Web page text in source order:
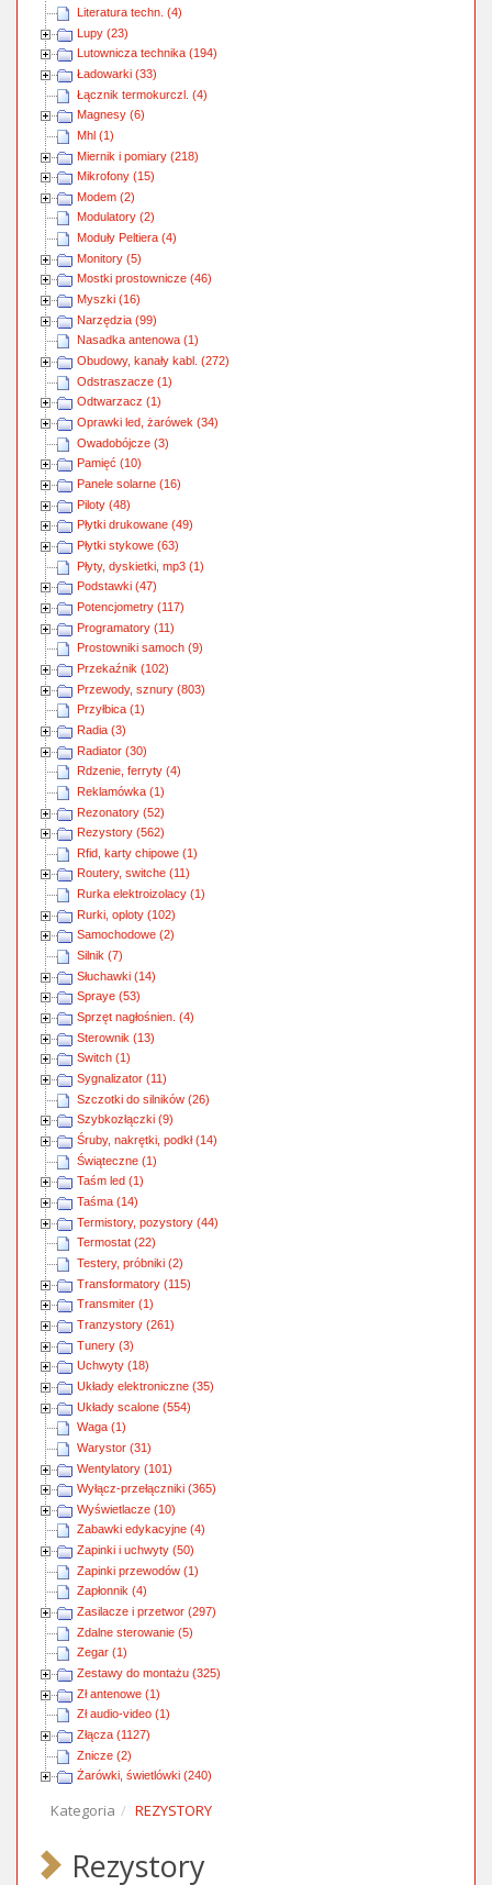
Literatura techn. (4)
Lupy (23)
Lutownicza technika (194)
Ładowarki (33)
Łącznik termokurczl. (4)
Magnesy (6)
Mhl (1)
Miernik i pomiary (218)
Mikrofony (15)
Modem (2)
Modulatory (2)
Moduły Peltiera (4)
Monitory (5)
Mostki prostownicze (46)
Myszki (16)
Narzędzia (99)
Nasadka antenowa (1)
Obudowy, kanały kabl. (272)
Odstraszacze (1)
Odtwarzacz (1)
Oprawki led, żarówek (34)
Owadobójcze (3)
Pamięć (10)
Panele solarne (16)
Piloty (48)
Płytki drukowane (49)
Płytki stykowe (63)
Płyty, dyskietki, mp3 (1)
Podstawki (47)
Potencjometry (117)
Programatory (11)
Prostowniki samoch (9)
Przekaźnik (102)
Przewody, sznury (803)
Przyłbica (1)
Radia (3)
Radiator (30)
Rdzenie, ferryty (4)
Reklamówka (1)
Rezonatory (52)
Rezystory (562)
Rfid, karty chipowe (1)
Routery, switche (11)
Rurka elektroizolacy (1)
Rurki, oploty (102)
Samochodowe (2)
Silnik (7)
Słuchawki (14)
Spraye (53)
Sprzęt nagłośnien. (4)
Sterownik (13)
Switch (1)
Sygnalizator (11)
Szczotki do silników (26)
Szybkozłączki (9)
Śruby, nakrętki, podkł (14)
Świąteczne (1)
Taśm led (1)
Taśma (14)
Termistory, pozystory (44)
Termostat (22)
Testery, próbniki (2)
Transformatory (115)
Transmiter (1)
Tranzystory (261)
Tunery (3)
Uchwyty (18)
Układy elektroniczne (35)
Układy scalone (554)
Waga (1)
Warystor (31)
Wentylatory (101)
Wyłącz-przełączniki (365)
Wyświetlacze (10)
Zabawki edykacyjne (4)
Zapinki i uchwyty (50)
Zapinki przewodów (1)
Zapłonnik (4)
Zasilacze i przetwor (297)
Zdalne sterowanie (5)
Zegar (1)
Zestawy do montażu (325)
Zł antenowe (1)
Zł audio-video (1)
Złącza (1127)
Znicze (2)
Żarówki, świetlówki (240)
Kategoria REZYSTORY
Rezystory